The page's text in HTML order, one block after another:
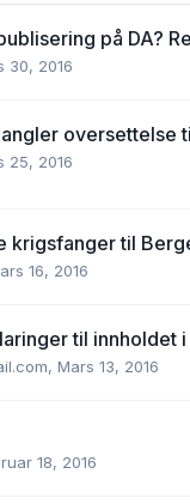
på DA?
30, 2016
oversettelse
25, 2016
krigsfanger til
16, 2016
til innholdet
, Mars 13, 2016
18, 2016